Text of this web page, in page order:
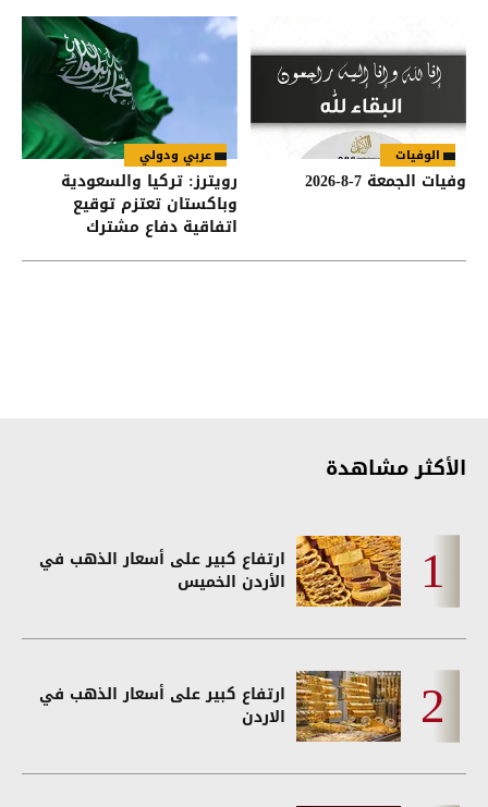
الوفيات
وفيات الجمعة 7-8-2026
عربي ودولي
رويترز: تركيا والسعودية
وباكستان تعتزم توقيع
اتفاقية دفاع مشترك
الأكثر مشاهدة
ارتفاع كبير على أسعار الذهب في
الأردن الخميس
ارتفاع كبير على أسعار الذهب في
الاردن